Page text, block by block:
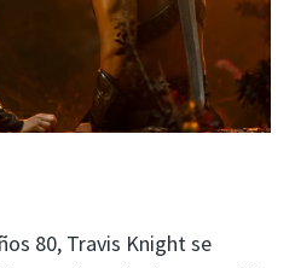
80, Travis Knight se